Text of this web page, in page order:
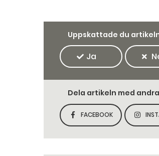
Uppskattade du
Ja
Dela artikeln med andra
DELA SIDAN PÅ
FACEBOOK